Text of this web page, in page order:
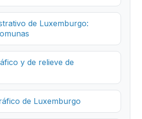
de Luxemburgo:
y de relieve de
de Luxemburgo